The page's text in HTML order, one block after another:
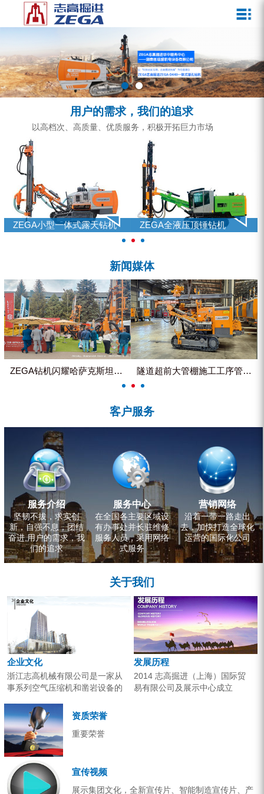
企业文化
发展历程
资质荣誉
宣传视频
公司新闻
行业动态
ZEGA一体式潜孔钻机
ZEGA地下掘进台车
ZEGA小型一体式露天钻机
ZEGA全液压顶锤钻机
锚固钻机系列
FY水井钻车系列
水井专用螺杆空压机
雾炮机
洗轮机
服务介绍
服务中心
营销网络
用户的需求，我们的追求
以高档次、高质量、优质服务，积极开拓巨力市场
ZEGA小型一体式露天钻机 ZEGA全液压顶锤钻机
新闻媒体
ZEGA钻机闪耀哈萨克斯坦国际... 隧道超前大管棚施工工序管理控制
客户服务
服务介绍
坚韧不拔，求实创
新，自强不息，团结
奋进,用户的需求，我
们的追求
服务中心
在全国各主要区域设
有办事处并长驻维修
服务人员，采用网络
式服务
营销网络
沿着一带一路走出
去，加快打造全球化
运营的国际化公司
关于我们
企业文化
浙江志高机械有限公司是一家从
事系列空气压缩机和凿岩设备的
的专业机构。产品广泛应用于工
业气源、各类矿山开采和工程项
目建设。企业以技术开发为核
心，...
发展历程
2014 志高掘进（上海）国际贸
易有限公司及展示中心成立
资质荣誉
重要荣誉
宣传视频
展示集团文化，全新宣传片、智能制造宣传片、产